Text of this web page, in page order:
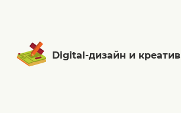
Digital-дизайн и креатив